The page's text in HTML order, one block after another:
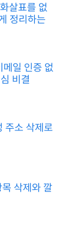
살표를 없
정리하는
일 인증 없
비결
주소 삭제로
삭제와 깔